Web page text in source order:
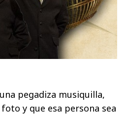
pegadiza musiquilla,
y que esa persona sea